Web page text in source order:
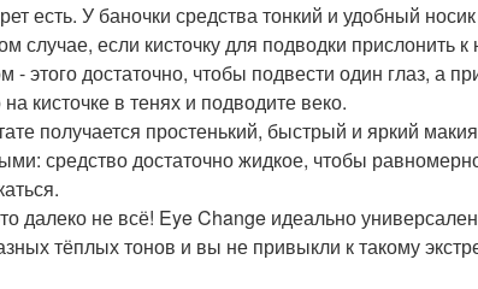
есть. У баночки средства тонкий и удобный
случае, если кисточку для подводки прислонить
- этого достаточно, чтобы подвести один глаз, а
кисточке в тенях и подводите веко.
получается простенький, быстрый и яркий
средство достаточно жидкое, чтобы
далеко не всё! Eye Change идеально
тёплых тонов и вы не привыкли к такому